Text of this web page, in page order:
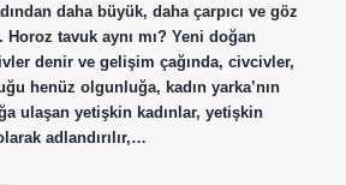
daha büyük, daha çarpıcı ve göz
tavuk aynı mı? Yeni doğan
denir ve gelişim çağında, civcivler,
henüz olgunluğa, kadın yarka’nın
ulaşan yetişkin kadınlar, yetişkin
adlandırılır,…